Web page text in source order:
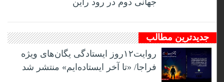
جهانی دوم در رود راین
جدیدترین مطالب
روایت۱۲روز ایستادگی یگان‌های ویژه
فراجا/ «تا آخر ایستاده‌ایم» منتشر شد